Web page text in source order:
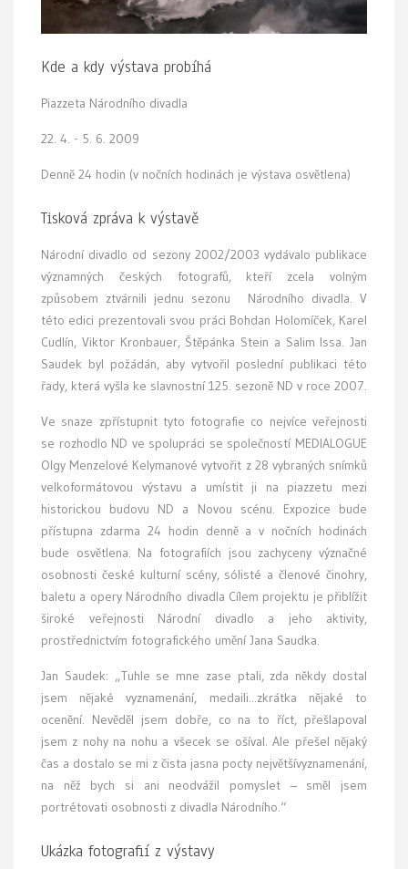
Kde a kdy výstava probíhá
Piazzeta Národního divadla
22. 4. - 5. 6. 2009
Denně 24 hodin (v nočních hodinách je výstava osvětlena)
Tisková zpráva k výstavě
Národní divadlo od sezony 2002/2003 vydávalo publikace
významných českých fotografů, kteří zcela volným
způsobem ztvárnili jednu sezonu Národního divadla. V
této edici prezentovali svou práci Bohdan Holomíček, Karel
Cudlín, Viktor Kronbauer, Štěpánka Stein a Salim Issa. Jan
Saudek byl požádán, aby vytvořil poslední publikaci této
řady, která vyšla ke slavnostní 125. sezoně ND v roce 2007.
Ve snaze zpřístupnit tyto fotografie co nejvíce veřejnosti
se rozhodlo ND ve spolupráci se společností MEDIALOGUE
Olgy Menzelové Kelymanové vytvořit z 28 vybraných snímků
velkoformátovou výstavu a umístit ji na piazzetu mezi
historickou budovu ND a Novou scénu. Expozice bude
přístupna zdarma 24 hodin denně a v nočních hodinách
bude osvětlena. Na fotografiích jsou zachyceny význačné
osobnosti české kulturní scény, sólisté a členové činohry,
baletu a opery Národního divadla Cílem projektu je přiblížit
široké veřejnosti Národní divadlo a jeho aktivity,
prostřednictvím fotografického umění Jana Saudka.
Jan Saudek: „Tuhle se mne zase ptali, zda někdy dostal
jsem nějaké vyznamenání, medaili...zkrátka nějaké to
ocenění. Nevěděl jsem dobře, co na to říct, přešlapoval
jsem z nohy na nohu a všecek se ošíval. Ale přešel nějaký
čas a dostalo se mi z čista jasna pocty největšívyznamenání,
na něž bych si ani neodvážil pomyslet – směl jsem
portrétovati osobnosti z divadla Národního.“
Ukázka fotografií z výstavy